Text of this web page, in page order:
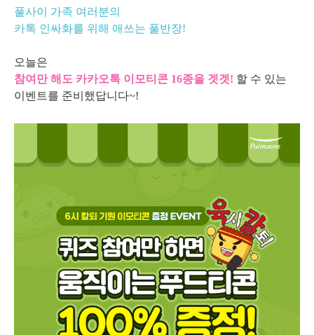
풀사이 가족 여러분의
카톡 인싸화를 위해 애쓰는 풀반장!
오늘은
참여만 해도 카카오톡 이모티콘 16종을 겟겟! 할 수 있는
이벤트를 준비했답니다~!